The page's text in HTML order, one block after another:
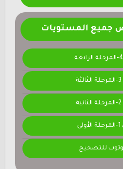
جميع المستويات
للتصحيح